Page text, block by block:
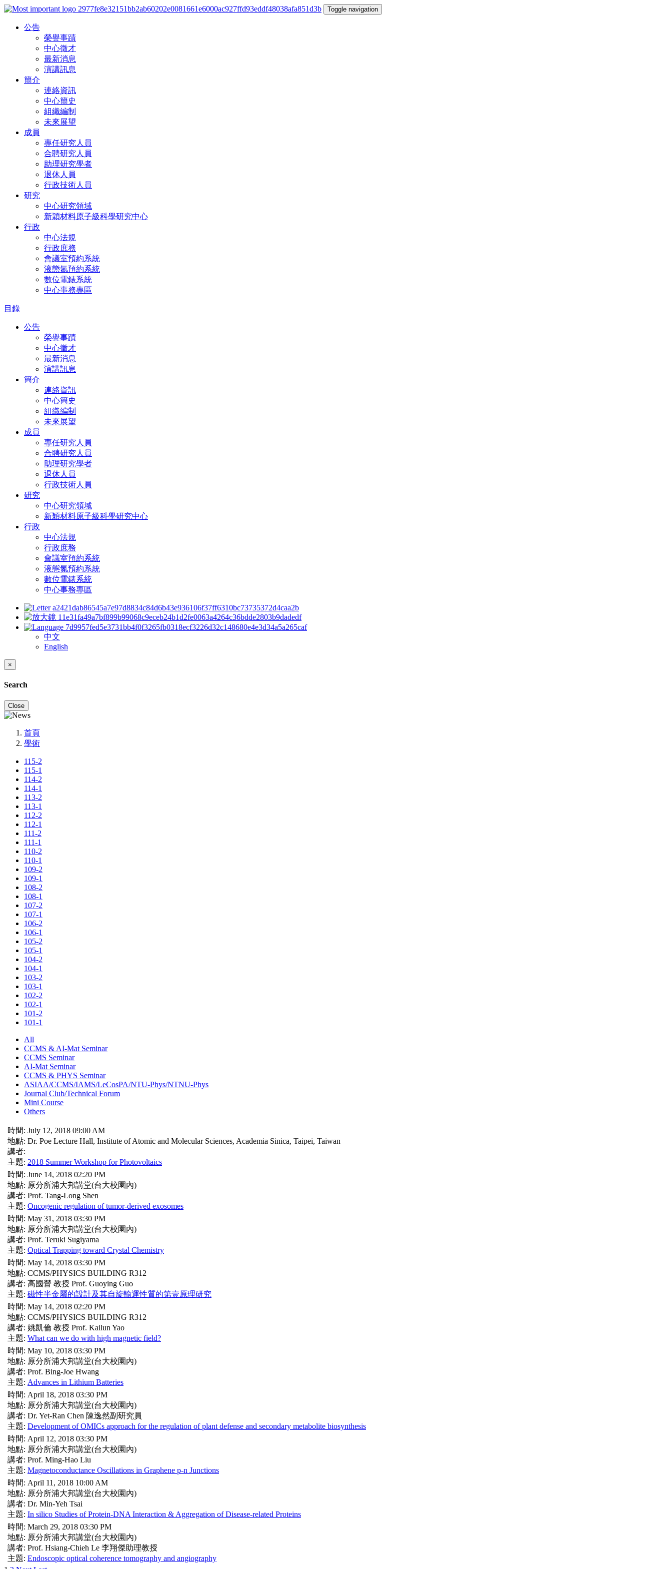
Toggle navigation
公告
榮譽事蹟
中心徵才
最新消息
演講訊息
簡介
連絡資訊
中心簡史
組織編制
未來展望
成員
專任研究人員
合聘研究人員
助理研究學者
退休人員
行政技術人員
研究
中心研究領域
新穎材料原子級科學研究中心
行政
中心法規
行政庶務
會議室預約系統
液態氮預約系統
數位電錶系統
中心事務專區
目錄
公告
榮譽事蹟
中心徵才
最新消息
演講訊息
簡介
連絡資訊
中心簡史
組織編制
未來展望
成員
專任研究人員
合聘研究人員
助理研究學者
退休人員
行政技術人員
研究
中心研究領域
新穎材料原子級科學研究中心
行政
中心法規
行政庶務
會議室預約系統
液態氮預約系統
數位電錶系統
中心事務專區
中文
English
×
Search
Close
首頁
學術
115-2
115-1
114-2
114-1
113-2
113-1
112-2
112-1
111-2
111-1
110-2
110-1
109-2
109-1
108-2
108-1
107-2
107-1
106-2
106-1
105-2
105-1
104-2
104-1
103-2
103-1
102-2
102-1
101-2
101-1
All
CCMS & AI-Mat Seminar
CCMS Seminar
AI-Mat Seminar
CCMS & PHYS Seminar
ASIAA/CCMS/IAMS/LeCosPA/NTU-Phys/NTNU-Phys
Journal Club/Technical Forum
Mini Course
Others
時間: July 12, 2018 09:00 AM
地點: Dr. Poe Lecture Hall, Institute of Atomic and Molecular Sciences, Academia Sinica, Taipei, Taiwan
講者:
主題: 2018 Summer Workshop for Photovoltaics
時間: June 14, 2018 02:20 PM
地點: 原分所浦大邦講堂(台大校園內)
講者: Prof. Tang-Long Shen
主題: Oncogenic regulation of tumor-derived exosomes
時間: May 31, 2018 03:30 PM
地點: 原分所浦大邦講堂(台大校園內)
講者: Prof. Teruki Sugiyama
主題: Optical Trapping toward Crystal Chemistry
時間: May 14, 2018 03:30 PM
地點: CCMS/PHYSICS BUILDING R312
講者: 高國營 教授 Prof. Guoying Guo
主題: 磁性半金屬的設計及其自旋輸運性質的第壹原理研究
時間: May 14, 2018 02:20 PM
地點: CCMS/PHYSICS BUILDING R312
講者: 姚凱倫 教授 Prof. Kailun Yao
主題: What can we do with high magnetic field?
時間: May 10, 2018 03:30 PM
地點: 原分所浦大邦講堂(台大校園內)
講者: Prof. Bing-Joe Hwang
主題: Advances in Lithium Batteries
時間: April 18, 2018 03:30 PM
地點: 原分所浦大邦講堂(台大校園內)
講者: Dr. Yet-Ran Chen 陳逸然副研究員
主題: Development of OMICs approach for the regulation of plant defense and secondary metabolite biosynthesis
時間: April 12, 2018 03:30 PM
地點: 原分所浦大邦講堂(台大校園內)
講者: Prof. Ming-Hao Liu
主題: Magnetoconductance Oscillations in Graphene p-n Junctions
時間: April 11, 2018 10:00 AM
地點: 原分所浦大邦講堂(台大校園內)
講者: Dr. Min-Yeh Tsai
主題: In silico Studies of Protein-DNA Interaction & Aggregation of Disease-related Proteins
時間: March 29, 2018 03:30 PM
地點: 原分所浦大邦講堂(台大校園內)
講者: Prof. Hsiang-Chieh Le 李翔傑助理教授
主題: Endoscopic optical coherence tomography and angiography